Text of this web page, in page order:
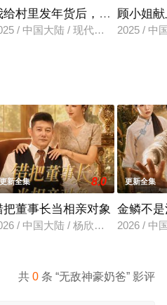
给村里发年货后，我错了
/ 中国大陆 / 现代都市
顾小姐
2025 / 中
博
更新全集 8.0
把董事长当相亲对象
/ 中国大陆 / 杨欣芮＆滕林＆马
更新全集
金鳞不
2026 / 中
共0 条 “无敌神豪奶爸” 影评